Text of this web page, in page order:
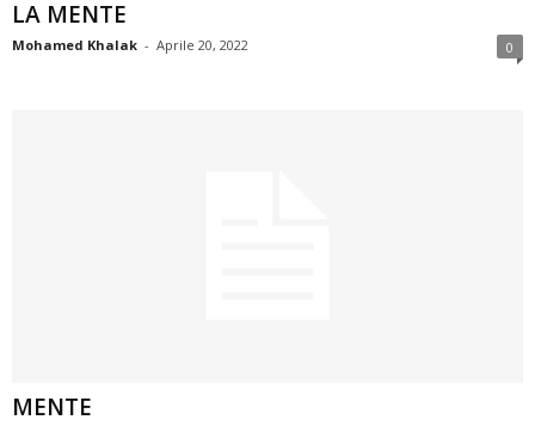
LA MENTE
Mohamed Khalak - Aprile 20, 2022 0
MENTE